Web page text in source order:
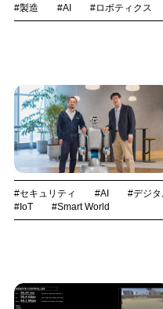
#製造 #AI #ロボティクス
#セキュリティ #AI #デジ
#IoT
#Smart World